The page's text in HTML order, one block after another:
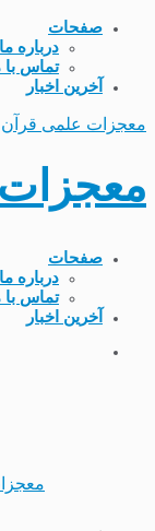
صفحات
درباره ما
تماس با
آخرین اخبار
معجزات علمی قرآن
صفحات
درباره ما
تماس با
آخرین اخبار